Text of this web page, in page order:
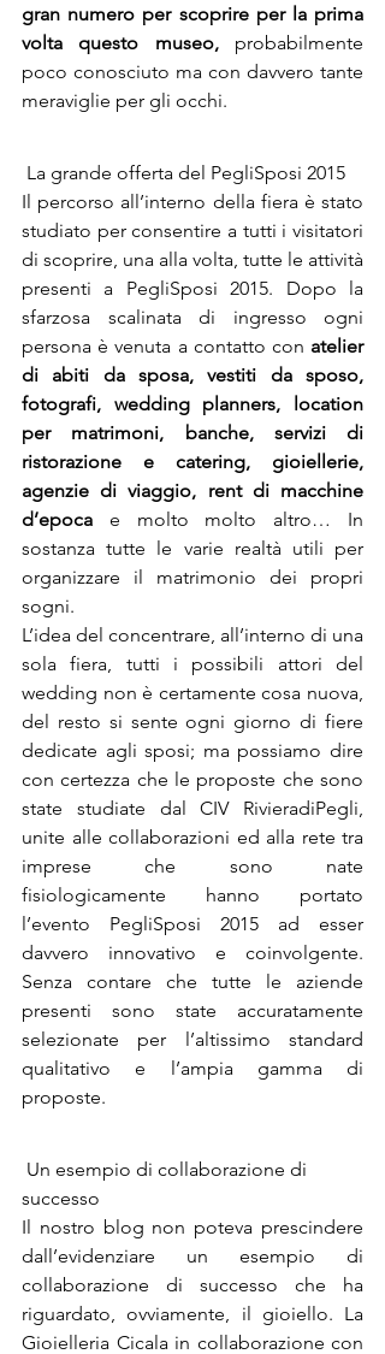
gran numero per scoprire per la prima
volta questo museo,
probabilmente
poco conosciuto ma con davvero tante
meraviglie per gli occhi.
La grande offerta del PegliSposi 2015
Il percorso all’interno della fiera è stato
studiato per consentire a tutti i visitatori
di scoprire, una alla volta, tutte le attività
presenti a PegliSposi 2015. Dopo la
sfarzosa scalinata di ingresso ogni
persona è venuta a contatto con atelier
di abiti da sposa, vestiti da sposo,
fotografi, wedding planners, location
per matrimoni, banche, servizi di
ristorazione e catering, gioiellerie,
agenzie di viaggio, rent di macchine
d’epoca e molto molto altro… In
sostanza tutte le varie realtà utili per
organizzare il matrimonio dei propri
sogni.
L’idea del concentrare, all’interno di una
sola fiera, tutti i possibili attori del
wedding non è certamente cosa nuova,
del resto si sente ogni giorno di fiere
dedicate agli sposi; ma possiamo dire
con certezza che le proposte che sono
state studiate dal CIV RivieradiPegli,
unite alle collaborazioni ed alla rete tra
imprese che sono nate
fisiologicamente hanno portato
l’evento PegliSposi 2015 ad esser
davvero innovativo e coinvolgente.
Senza contare che tutte le aziende
presenti sono state accuratamente
selezionate per l’altissimo standard
qualitativo e l’ampia gamma di
proposte.
successo
Il nostro blog non poteva prescindere
dall’evidenziare un esempio di
collaborazione di successo che ha
riguardato, ovviamente, il gioiello. La
Gioielleria Cicala in collaborazione con